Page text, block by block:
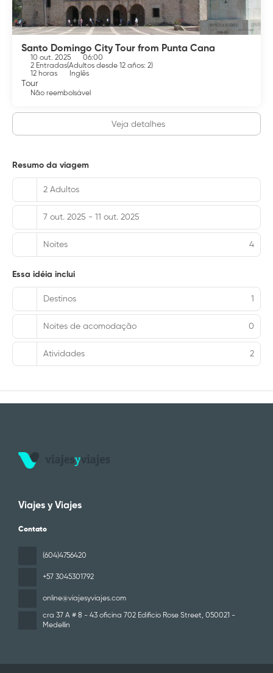
Santo Domingo City Tour from Punta Cana
10 out. 2025
06:00
2 Entradas(Adultos desde 12 años: 2)
12 horas
Inglês
Tour
Não reembolsável
Veja detalhes
Resumo da viagem
2 Adultos
7 out. 2025 - 11 out. 2025
Noites 4
Essa idéia inclui
Destinos 1
Noites de acomodação 0
Atividades 2
Viajes y Viajes
Contato
(604)4756420
+57 3045301792
online@viajesyviajes.com
cra 37 A # 8 - 43 oficina 702 Edificio Rose Street, 050021 -
Medellin